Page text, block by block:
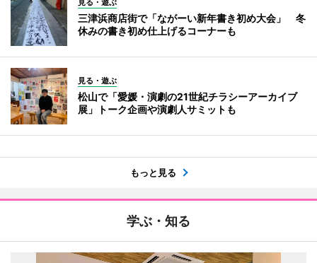
見る・遊ぶ
三津浜商店街で「ながーい新年書き初め大会」 冬
休みの書き初め仕上げるコーナーも
見る・遊ぶ
松山で「愛媛・演劇の21世紀チラシーアーカイブ
展」トーク企画や演劇人サミットも
もっと見る
学ぶ・知る